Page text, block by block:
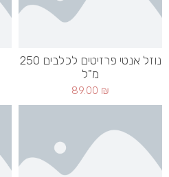
נוזל אנטי פרזיטים לכלבים 250
מ"ל
89.00 ₪